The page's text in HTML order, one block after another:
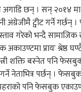
अगाडि छन् । सन् २०१४
अंग्रेजीमै ट्वीट गर्ने
गरेको भन्दै
अकाउण्टमा प्रायः श्रेष्ठ
शक्ति बस्नेत पनि
नेताभित्र पर्छन् ।
पनि फेसबुक